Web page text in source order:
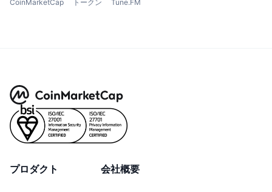
CoinMarketCap トークン Tune.FM
プロダクト 会社概要